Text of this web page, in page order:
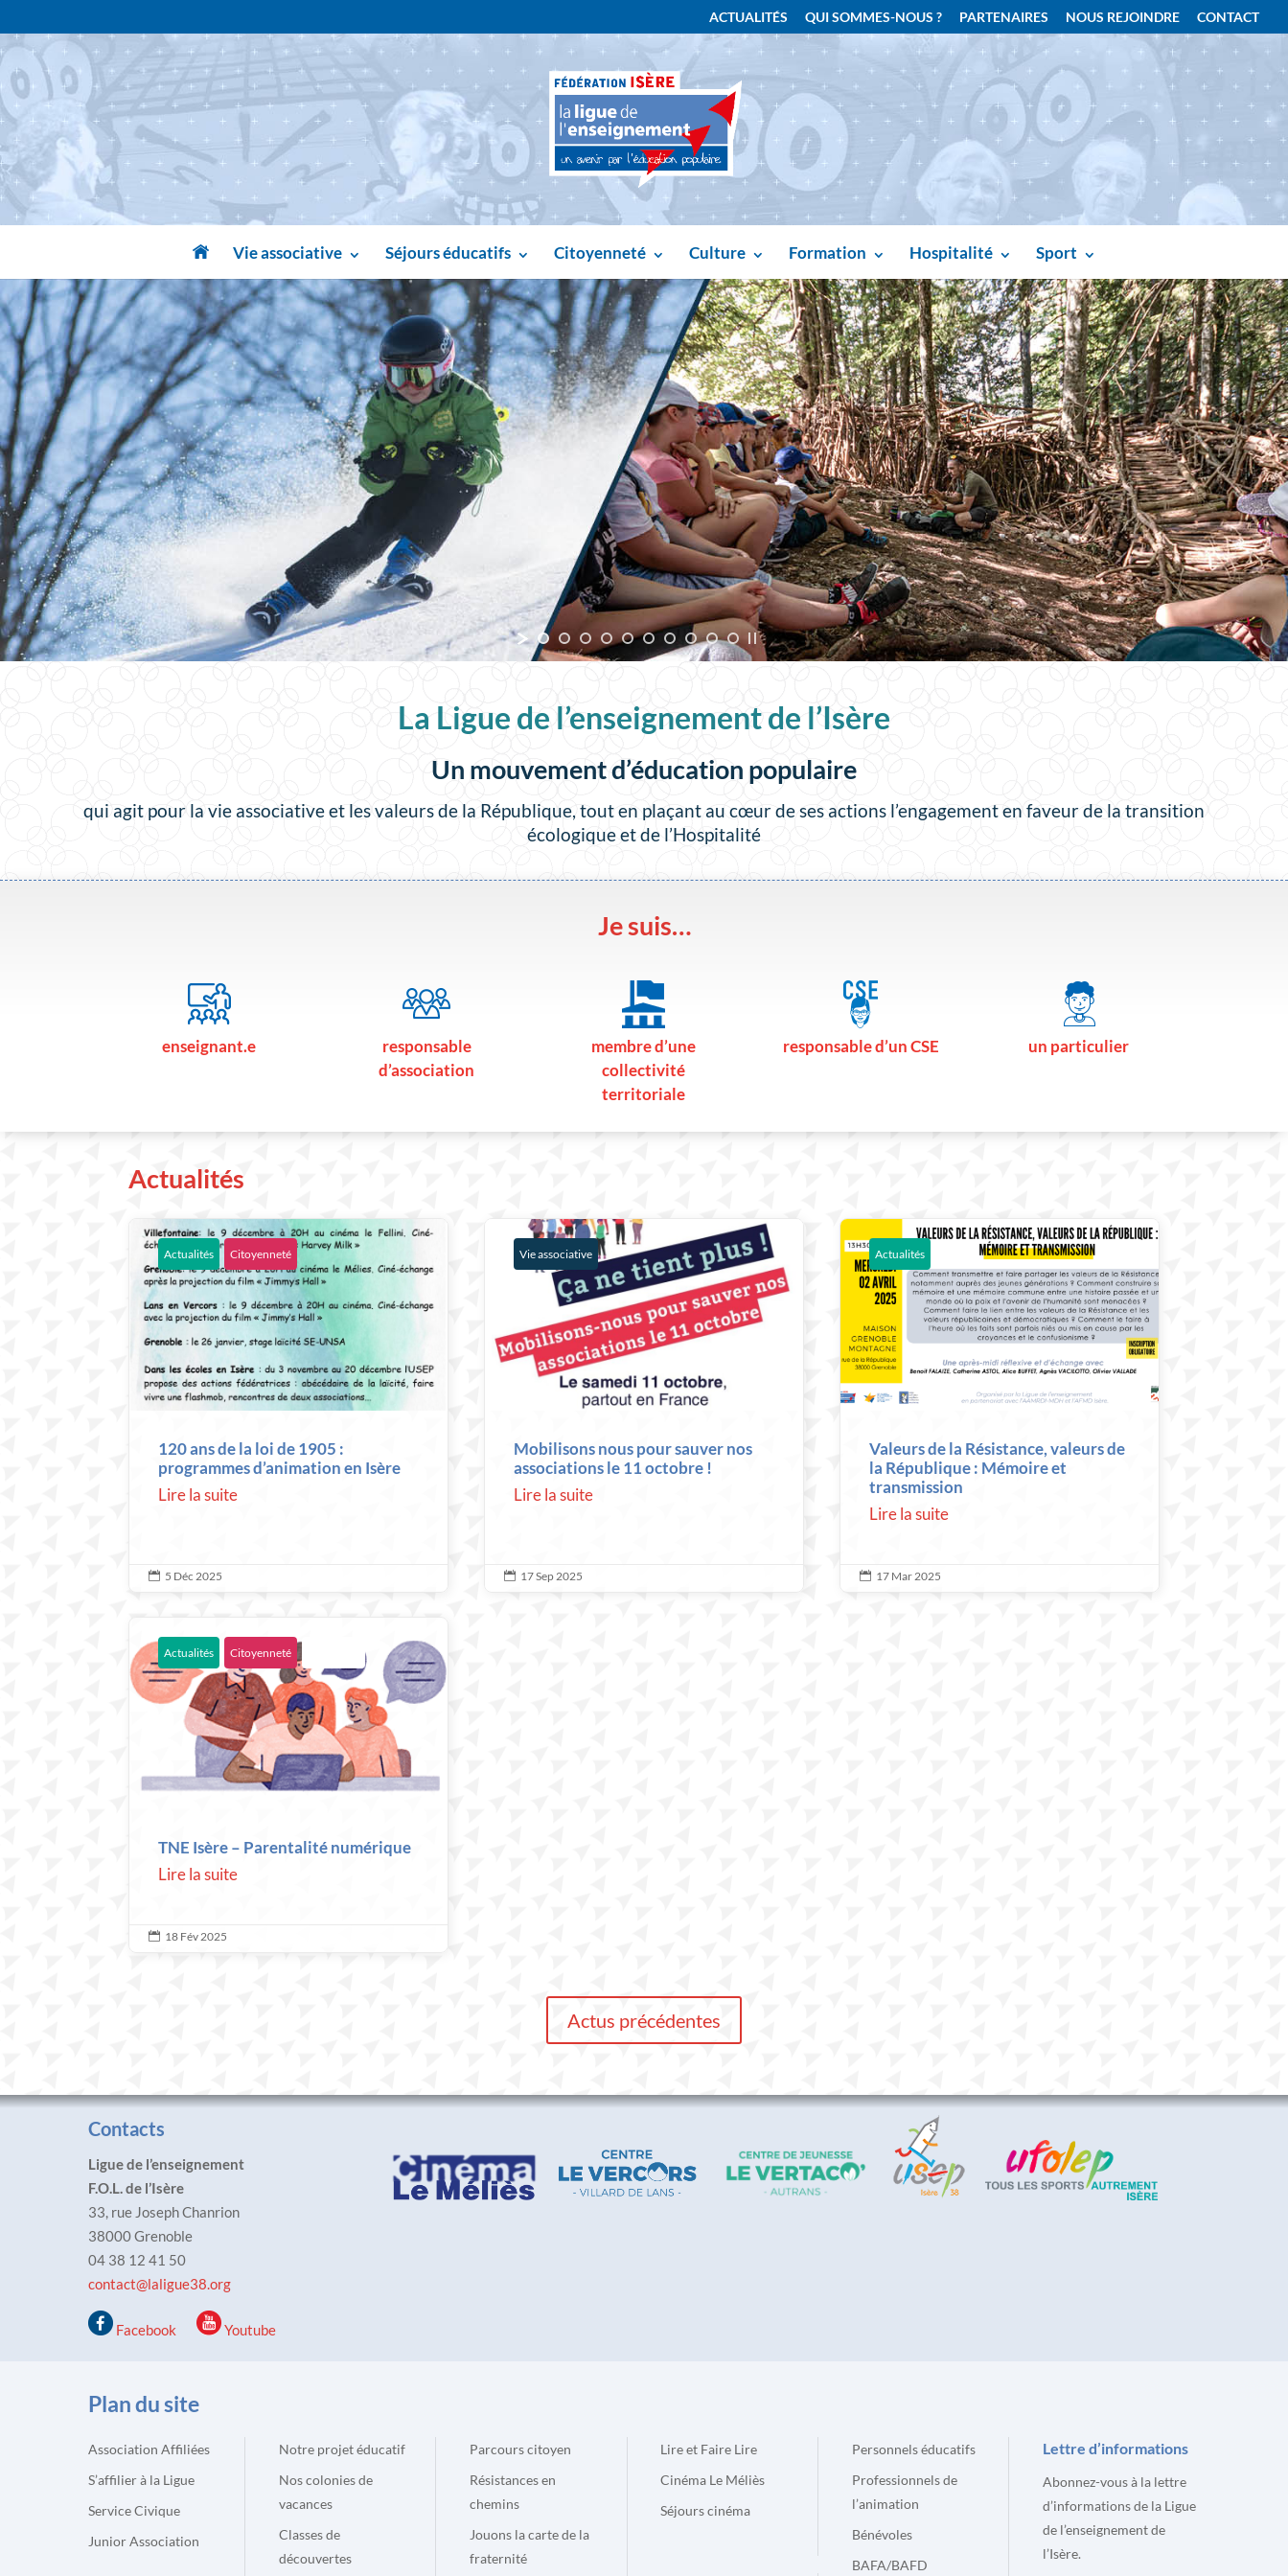
ACTUALITÉS QUI SOMMES-NOUS ? PARTENAIRES NOUS REJOINDRE CONTACT
Vie associative Séjours éducatifs Citoyenneté Culture Formation Hospitalité Sport
La Ligue de l’enseignement de l’Isère
Un mouvement d’éducation populaire
qui agit pour la vie associative et les valeurs de la République, tout en plaçant au cœur de ses actions l’engagement en faveur de la transition
écologique et de l’Hospitalité
Je suis…
enseignant.e
responsable
d’association
membre d’une
collectivité
territoriale
responsable d’un CSE un particulier
Actualités
Actualités Citoyenneté
120 ans de la loi de 1905 :
programmes d’animation en Isère
Lire la suite
 5 Déc 2025
Vie associative
Mobilisons nous pour sauver nos
associations le 11 octobre !
Lire la suite
 17 Sep 2025
Actualités
Valeurs de la Résistance, valeurs de
la République : Mémoire et
transmission
Lire la suite
 17 Mar 2025
Actualités Citoyenneté
TNE Isère – Parentalité numérique
Lire la suite
 18 Fév 2025
Actus précédentes
Contacts
Ligue de l’enseignement
F.O.L. de l’Isère
33, rue Joseph Chanrion
38000 Grenoble
04 38 12 41 50
contact@laligue38.org
Facebook Youtube
Plan du site
Association Affiliées
S’affilier à la Ligue
Service Civique
Junior Association
Notre projet éducatif
Nos colonies de
vacances
Classes de
découvertes
Parcours citoyen
Résistances en
chemins
Jouons la carte de la
fraternité
Lire et Faire Lire
Cinéma Le Méliès
Séjours cinéma
Personnels éducatifs
Professionnels de
l’animation
Bénévoles
BAFA/BAFD
Lettre d’informations
Abonnez-vous à la lettre
d’informations de la Ligue
de l’enseignement de
l’Isère.